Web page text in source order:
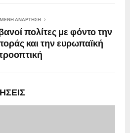
ΑΝΆΡΤΗΣΗ
πολίτες με φόντο την
και την ευρωπαϊκή